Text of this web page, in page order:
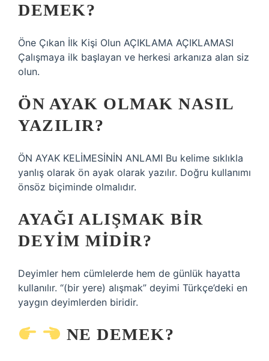
DEMEK?
Öne Çıkan İlk Kişi Olun AÇIKLAMA AÇIKLAMASI
Çalışmaya ilk başlayan ve herkesi arkanıza alan siz
olun.
ÖN AYAK OLMAK NASIL
YAZILIR?
ÖN AYAK KELİMESİNİN ANLAMI Bu kelime sıklıkla
yanlış olarak ön ayak olarak yazılır. Doğru kullanımı
önsöz biçiminde olmalıdır.
AYAĞI ALIŞMAK BIR
DEYIM MIDIR?
Deyimler hem cümlelerde hem de günlük hayatta
kullanılır. “(bir yere) alışmak” deyimi Türkçe’deki en
yaygın deyimlerden biridir.
NE DEMEK?